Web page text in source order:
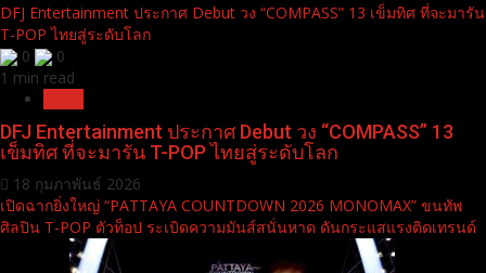
DFJ Entertainment ประกาศ Debut วง “COMPASS” 13 เข็มทิศ ที่จะมารัน
T-POP ไทยสู่ระดับโลก
0
0
1 min read
DFJ Entertainment ประกาศ Debut วง “COMPASS” 13
เข็มทิศ ที่จะมารัน T-POP ไทยสู่ระดับโลก
18 กุมภาพันธ์ 2026
เปิดฉากยิ่งใหญ่ “PATTAYA COUNTDOWN 2026 MONOMAX” ขนทัพ
ศิลปิน T-POP ตัวท็อป ระเบิดความมันส์สนั่นหาด ดันกระแสแรงติดเทรนด์